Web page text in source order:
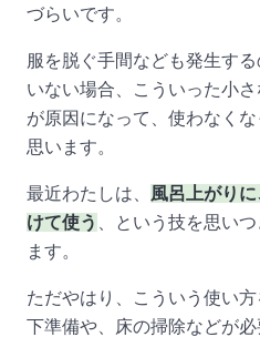
づらいです。
服を脱ぐ手間なども発生す
いない場合、こういった小
が原因になって、使わなく
思います。
最近わたしは、
風呂上がり
けて使う
、という技を思い
ます。
ただやはり、こういう使い
下準備や、床の掃除などが必